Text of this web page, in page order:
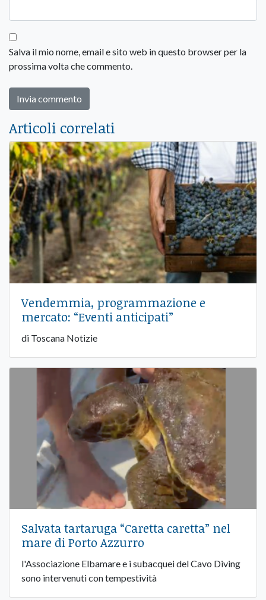
Salva il mio nome, email e sito web in questo browser per la
prossima volta che commento.
Articoli correlati
Vendemmia, programmazione e
mercato: “Eventi anticipati”
di Toscana Notizie
Salvata tartaruga “Caretta caretta” nel
mare di Porto Azzurro
l'Associazione Elbamare e i subacquei del Cavo Diving
sono intervenuti con tempestività